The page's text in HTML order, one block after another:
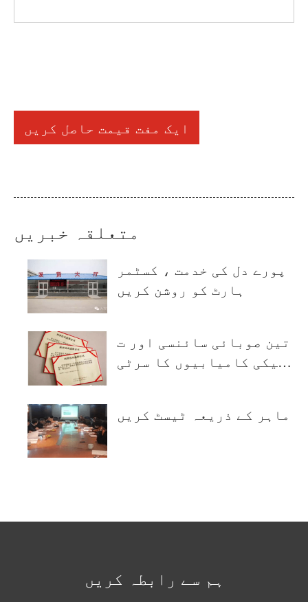
ایک مفت قیمت حاصل کریں
متعلقہ خبریں
پورے دل کی خدمت ، کسٹمر
ہارٹ کو روشن کریں
تین صوبائی سائنسی اور ت
کنیکی کامیابیوں کا سرٹی
ماہر کے ذریعہ ٹیسٹ کریں
ہم سے رابطہ کریں